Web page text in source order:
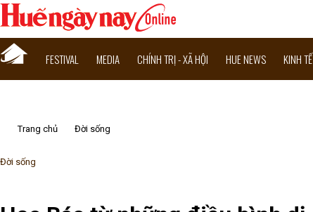
FESTIVAL MEDIA CHÍNH TRỊ - XÃ HỘI HUE NEWS KINH TẾ
Trang chủ Đời sống
Đời sống